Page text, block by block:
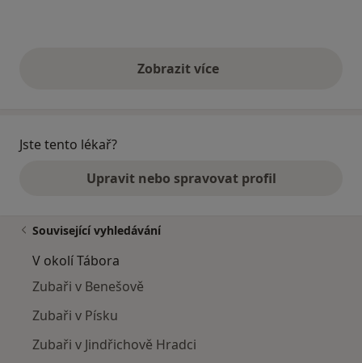
Zobrazit vícevýše uvedené názory
Jste tento lékař?
Upravit nebo spravovat profil
Související vyhledávání
V okolí Tábora
Zubaři v Benešově
Zubaři v Písku
Zubaři v Jindřichově Hradci